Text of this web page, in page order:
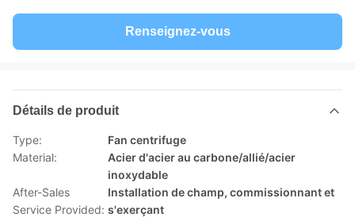
Renseignez-vous
Détails de produit
Type:
Fan centrifuge
Material:
Acier d'acier au carbone/allié/acier
inoxydable
After-Sales
Service Provided:
Installation de champ, commissionnant et
s'exerçant